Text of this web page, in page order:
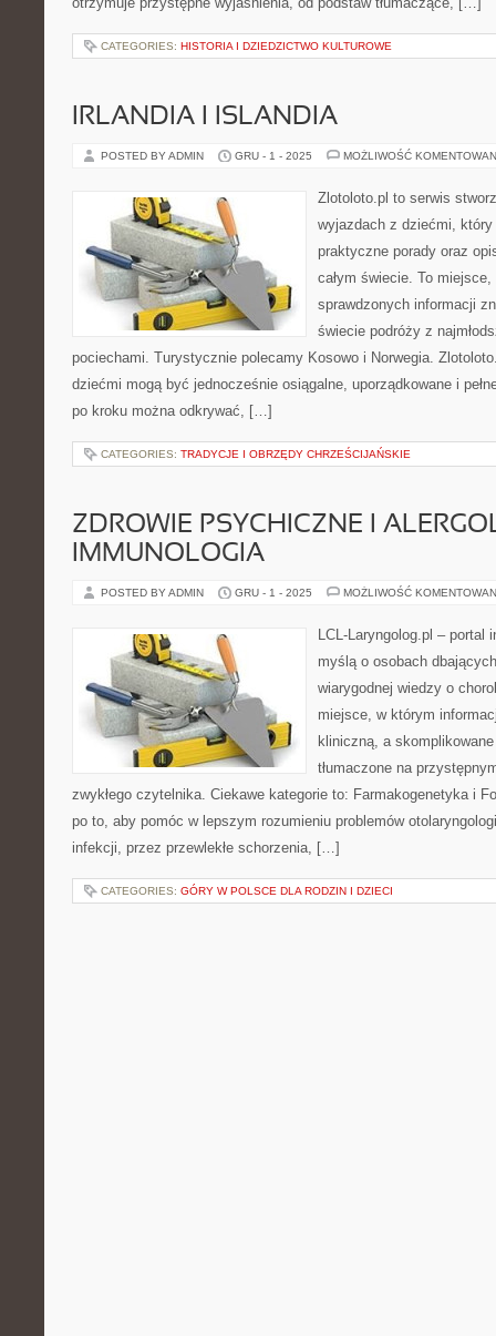
CATEGORIES: HISTORIA I DZIEDZICTWO KULTUROWE
IRLANDIA I ISLANDIA
POSTED BY ADMIN GRU - 1 - 2025 MOŻLIWOŚĆ
Zlotoloto.pl to serwis
wyjazdach z dziećmi, który
praktyczne porady oraz
całym świecie. To
sprawdzonych informacji
świecie podróży z
pociechami. Turystycznie polecamy Kosowo i Norwegia.
dziećmi mogą być jednocześnie osiągalne, uporządkowane i
po kroku można odkrywać, […]
CATEGORIES: TRADYCJE I OBRZĘDY CHRZEŚCIJAŃSKIE
ZDROWIE PSYCHICZNE I
IMMUNOLOGIA
POSTED BY ADMIN GRU - 1 - 2025 MOŻLIWOŚĆ
LCL-Laryngolog.pl – portal
myślą o osobach
wiarygodnej wiedzy o
miejsce, w którym
kliniczną, a
tłumaczone na
zwykłego czytelnika. Ciekawe kategorie to: Farmakogenetyka i
po to, aby pomóc w lepszym rozumieniu problemów
infekcji, przez przewlekłe schorzenia, […]
CATEGORIES: GÓRY W POLSCE DLA RODZIN I DZIECI